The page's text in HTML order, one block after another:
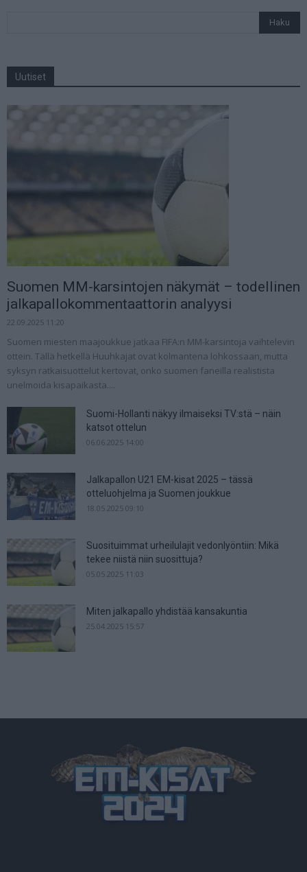
Uutiset
Suomen MM-karsintojen näkymät – todellinen
jalkapallokommentaattorin analyysi
22.09.2025 11:20
Suomen miesten maajoukkue jatkaa FIFA:n MM-karsintoja vaihtelevin
ottein. Tällä hetkellä Huuhkajat ovat kolmantena lohkossaan, mutta
syksyn ratkaisuottelut kertovat, onko suomen faneilla realistista
unelmoida kisapaikasta....
Suomi-Hollanti näkyy ilmaiseksi TV:stä – näin
katsot ottelun
06.06.2025 14:00
Jalkapallon U21 EM-kisat 2025 – tässä
otteluohjelma ja Suomen joukkue
18.05.2025 09:10
Suosituimmat urheilulajit vedonlyöntiin: Mikä
tekee niistä niin suosittuja?
05.05.2025 11:03
Miten jalkapallo yhdistää kansakuntia
25.04.2025 15:57